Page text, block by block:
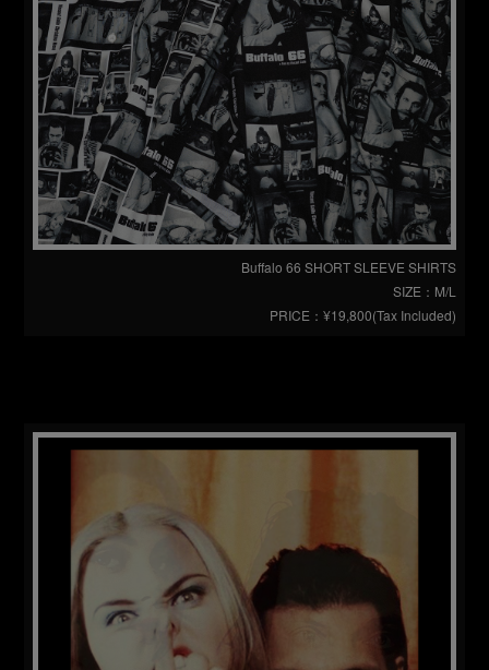
Buffalo 66 SHORT SLEEVE SHIRTS
SIZE：M/L
PRICE：¥19,800(Tax Included)